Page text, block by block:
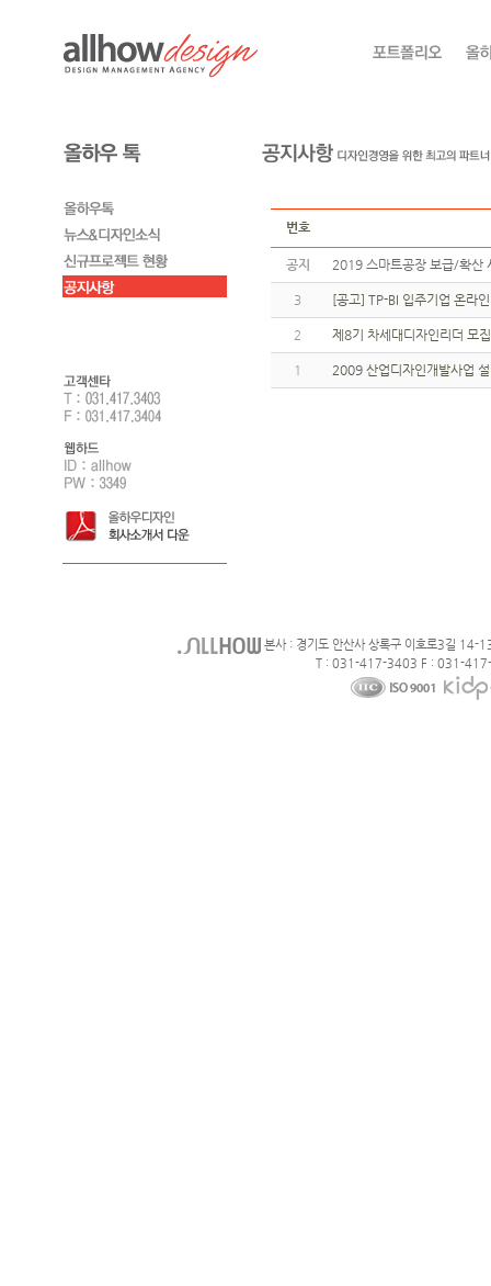
번호
공지 2019 스마트공장 보급/확
3 [공고] TP-BI 입주기업 온라
2 제8기 차세대디자인리더 모
1 2009 산업디자인개발사업
본사 : 경기도 안산사 상록구 이호로3길 14-
T : 031-417-3403 F : 031-